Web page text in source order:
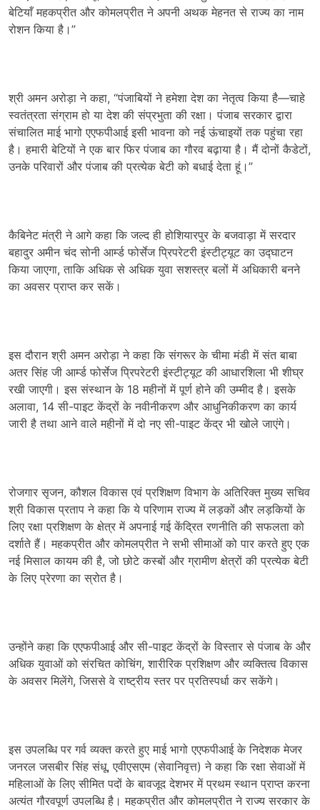
बेटियाँ महकप्रीत और कोमलप्रीत ने अपनी अथक मेहनत से राज्य का नाम
रोशन किया है।”
श्री अमन अरोड़ा ने कहा, “पंजाबियों ने हमेशा देश का नेतृत्व किया है—चाहे
स्वतंत्रता संग्राम हो या देश की संप्रभुता की रक्षा। पंजाब सरकार द्वारा
संचालित माई भागो एएफपीआई इसी भावना को नई ऊंचाइयों तक पहुंचा रहा
है। हमारी बेटियों ने एक बार फिर पंजाब का गौरव बढ़ाया है। मैं दोनों कैडेटों,
उनके परिवारों और पंजाब की प्रत्येक बेटी को बधाई देता हूं।”
कैबिनेट मंत्री ने आगे कहा कि जल्द ही होशियारपुर के बजवाड़ा में सरदार
बहादुर अमीन चंद सोनी आर्म्ड फोर्सेज प्रिपरेटरी इंस्टीट्यूट का उद्घाटन
किया जाएगा, ताकि अधिक से अधिक युवा सशस्त्र बलों में अधिकारी बनने
का अवसर प्राप्त कर सकें।
इस दौरान श्री अमन अरोड़ा ने कहा कि संगरूर के चीमा मंडी में संत बाबा
अतर सिंह जी आर्म्ड फोर्सेज प्रिपरेटरी इंस्टीट्यूट की आधारशिला भी शीघ्र
रखी जाएगी। इस संस्थान के 18 महीनों में पूर्ण होने की उम्मीद है। इसके
अलावा, 14 सी-पाइट केंद्रों के नवीनीकरण और आधुनिकीकरण का कार्य
जारी है तथा आने वाले महीनों में दो नए सी-पाइट केंद्र भी खोले जाएंगे।
रोजगार सृजन, कौशल विकास एवं प्रशिक्षण विभाग के अतिरिक्त मुख्य सचिव
श्री विकास प्रताप ने कहा कि ये परिणाम राज्य में लड़कों और लड़कियों के
लिए रक्षा प्रशिक्षण के क्षेत्र में अपनाई गई केंद्रित रणनीति की सफलता को
दर्शाते हैं। महकप्रीत और कोमलप्रीत ने सभी सीमाओं को पार करते हुए एक
नई मिसाल कायम की है, जो छोटे कस्बों और ग्रामीण क्षेत्रों की प्रत्येक बेटी
के लिए प्रेरणा का स्रोत है।
उन्होंने कहा कि एएफपीआई और सी-पाइट केंद्रों के विस्तार से पंजाब के और
अधिक युवाओं को संरचित कोचिंग, शारीरिक प्रशिक्षण और व्यक्तित्व विकास
के अवसर मिलेंगे, जिससे वे राष्ट्रीय स्तर पर प्रतिस्पर्धा कर सकेंगे।
इस उपलब्धि पर गर्व व्यक्त करते हुए माई भागो एएफपीआई के निदेशक मेजर
जनरल जसबीर सिंह संधू, एवीएसएम (सेवानिवृत्त) ने कहा कि रक्षा सेवाओं में
महिलाओं के लिए सीमित पदों के बावजूद देशभर में प्रथम स्थान प्राप्त करना
अत्यंत गौरवपूर्ण उपलब्धि है। महकप्रीत और कोमलप्रीत ने राज्य सरकार के